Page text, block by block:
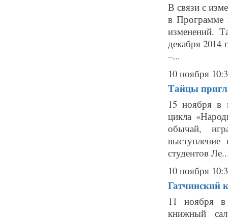
В связи с
в Программе
изменений.
декабря 2014
–...
10 ноября
Тайцы
15 ноября в
цикла
обычай,
выступление
студентов
10 ноября
Гатчинский
11 ноября в
книжный